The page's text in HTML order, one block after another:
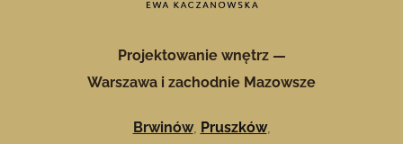
Projektowanie wnętrz —
Warszawa i zachodnie Mazowsze
Brwinów, Pruszków,